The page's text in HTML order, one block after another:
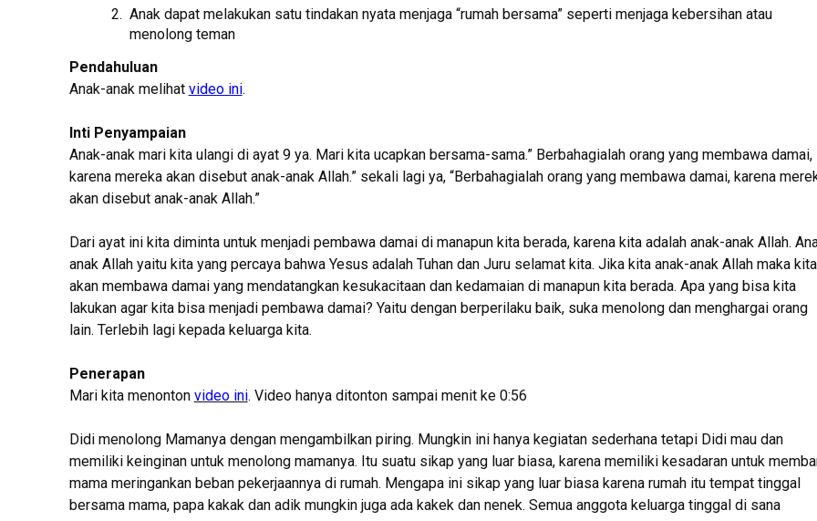
Anak dapat melakukan satu tindakan nyata menjaga “rumah bersama” seperti menjaga kebersihan atau
menolong teman
Pendahuluan
Anak-anak melihat video ini.
Inti Penyampaian
Anak-anak mari kita ulangi di ayat 9 ya. Mari kita ucapkan bersama-sama.” Berbahagialah orang yang membawa damai,
karena mereka akan disebut anak-anak Allah.” sekali lagi ya, “Berbahagialah orang yang membawa damai, karena
akan disebut anak-anak Allah.”
Dari ayat ini kita diminta untuk menjadi pembawa damai di manapun kita berada, karena kita adalah anak-anak Allah.
anak Allah yaitu kita yang percaya bahwa Yesus adalah Tuhan dan Juru selamat kita. Jika kita anak-anak Allah maka kita
akan membawa damai yang mendatangkan kesukacitaan dan kedamaian di manapun kita berada. Apa yang bisa kita
lakukan agar kita bisa menjadi pembawa damai? Yaitu dengan berperilaku baik, suka menolong dan menghargai orang
lain. Terlebih lagi kepada keluarga kita.
Penerapan
Mari kita menonton video ini. Video hanya ditonton sampai menit ke 0:56
Didi menolong Mamanya dengan mengambilkan piring. Mungkin ini hanya kegiatan sederhana tetapi Didi mau dan
memiliki keinginan untuk menolong mamanya. Itu suatu sikap yang luar biasa, karena memiliki kesadaran untuk
mama meringankan beban pekerjaannya di rumah. Mengapa ini sikap yang luar biasa karena rumah itu tempat tinggal
bersama mama, papa kakak dan adik mungkin juga ada kakek dan nenek. Semua anggota keluarga tinggal di sana